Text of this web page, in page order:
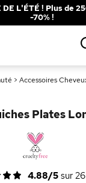
DE L'ÉTÉ ! Plus de
-70% !
> Accessoires
Plates
4.88/5sur 26
populaires